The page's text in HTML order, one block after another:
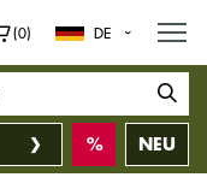
(0) DE
NEU